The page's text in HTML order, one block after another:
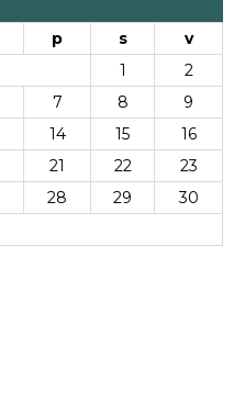
p s
v
1
2
7 8
9
14 15
16
21 22
23
28 29
30